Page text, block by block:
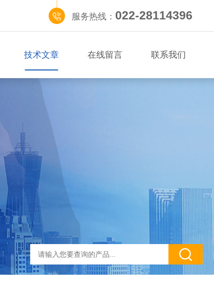
服务热线： 022-28114396
技术文章 在线留言 联系我们